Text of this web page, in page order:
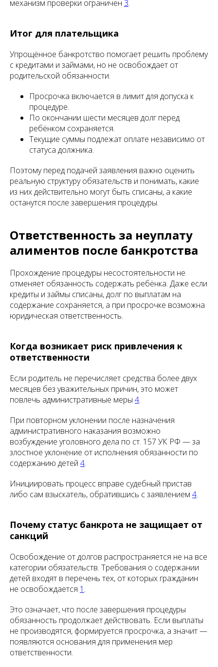
механизм проверки ограничен 3.
Итог для плательщика
Упрощённое банкротство помогает решить проблему
с кредитами и займами, но не освобождает от
родительской обязанности.
Просрочка включается в лимит для допуска к
процедуре.
По окончании шести месяцев долг перед
ребёнком сохраняется.
Текущие суммы подлежат оплате независимо от
статуса должника.
Поэтому перед подачей заявления важно оценить
реальную структуру обязательств и понимать, какие
из них действительно могут быть списаны, а какие
останутся после завершения процедуры.
Ответственность за неуплату
алиментов после банкротства
Прохождение процедуры несостоятельности не
отменяет обязанность содержать ребёнка. Даже если
кредиты и займы списаны, долг по выплатам на
содержание сохраняется, а при просрочке возможна
юридическая ответственность.
Когда возникает риск привлечения к
ответственности
Если родитель не перечисляет средства более двух
месяцев без уважительных причин, это может
повлечь административные меры 4.
При повторном уклонении после назначения
административного наказания возможно
возбуждение уголовного дела по ст. 157 УК РФ — за
злостное уклонение от исполнения обязанности по
содержанию детей 4.
Инициировать процесс вправе судебный пристав
либо сам взыскатель, обратившись с заявлением 4.
Почему статус банкрота не защищает от
санкций
Освобождение от долгов распространяется не на все
категории обязательств. Требования о содержании
детей входят в перечень тех, от которых гражданин
не освобождается 1 .
Это означает, что после завершения процедуры
обязанность продолжает действовать. Если выплаты
не производятся, формируется просрочка, а значит —
появляются основания для применения мер
ответственности.